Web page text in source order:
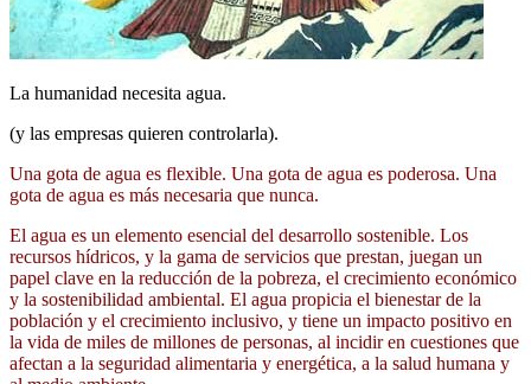
La humanidad necesita agua.
(y las empresas quieren controlarla).
Una gota de agua es flexible. Una gota de agua es poderosa. Una
gota de agua es más necesaria que nunca.
El agua es un elemento esencial del desarrollo sostenible. Los
recursos hídricos, y la gama de servicios que prestan, juegan un
papel clave en la reducción de la pobreza, el crecimiento económico
y la sostenibilidad ambiental. El agua propicia el bienestar de la
población y el crecimiento inclusivo, y tiene un impacto positivo en
la vida de miles de millones de personas, al incidir en cuestiones que
afectan a la seguridad alimentaria y energética, a la salud humana y